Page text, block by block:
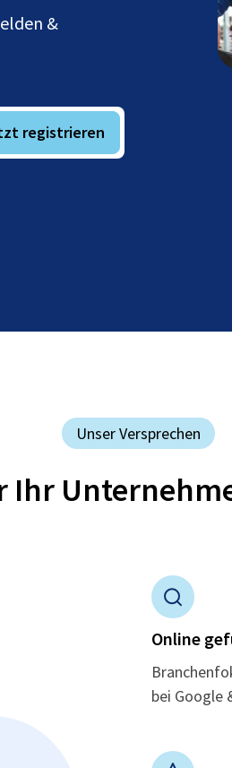
&
registrieren
Unser Versprechen
Online
bei Google